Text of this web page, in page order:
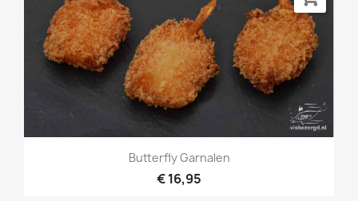
Butterfly Garnalen
€ 16,95